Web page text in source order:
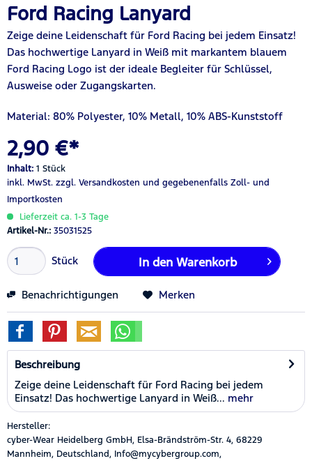
Ford Racing Lanyard
Zeige deine Leidenschaft für Ford Racing bei jedem Einsatz!
Das hochwertige Lanyard in Weiß mit markantem blauem
Ford Racing Logo ist der ideale Begleiter für Schlüssel,
Ausweise oder Zugangskarten.
Material: 80% Polyester, 10% Metall, 10% ABS-Kunststoff
2,90 €*
Inhalt: 1 Stück
inkl. MwSt. zzgl. Versandkosten und gegebenenfalls Zoll- und
Importkosten
Lieferzeit ca. 1-3 Tage
Artikel-Nr.: 35031525
Stück In den Warenkorb
Benachrichtigungen Merken
Beschreibung
Zeige deine Leidenschaft für Ford Racing bei jedem
Einsatz! Das hochwertige Lanyard in Weiß... mehr
Hersteller:
cyber-Wear Heidelberg GmbH, Elsa-Brändström-Str. 4, 68229
Mannheim, Deutschland, Info@mycybergroup.com,